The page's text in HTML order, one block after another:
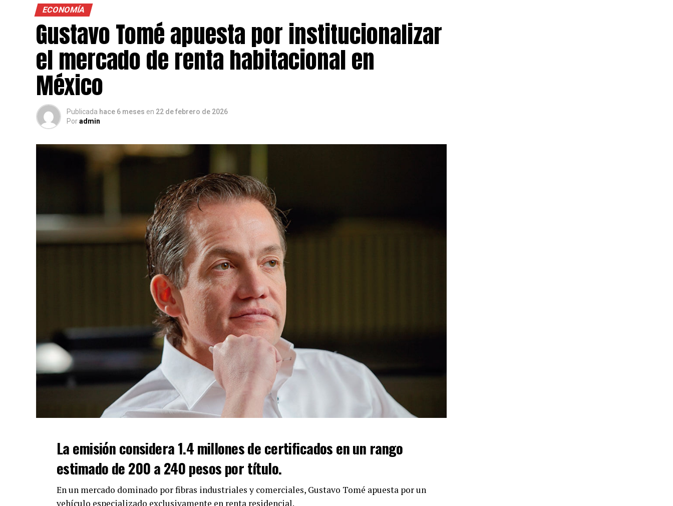
ECONOMÍA
Gustavo Tomé apuesta por institucionalizar
el mercado de renta habitacional en
México
Publicada hace 6 meses en 22 de febrero de 2026
Poradmin
La emisión considera 1.4 millones de certificados en un rango
estimado de 200 a 240 pesos por título.
En un mercado dominado por fibras industriales y comerciales, Gustavo Tomé apuesta por un
vehículo especializado exclusivamente en renta residencial.